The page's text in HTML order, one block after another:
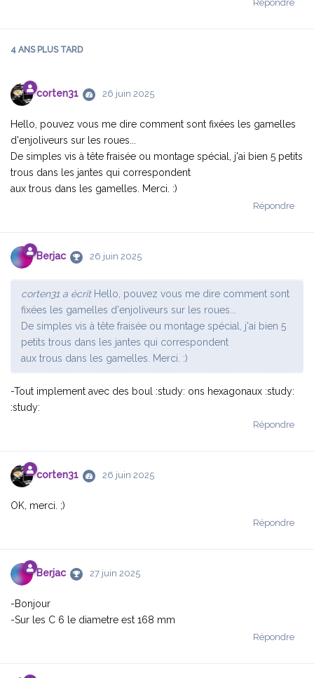
Répondre
4 ANSPLUS TARD
corten31 26 juin 2025
Hello, pouvez vous me dire comment sont fixées les gamelles
d'enjoliveurs sur les roues...
De simples vis à tête fraisée ou montage spécial, j'ai bien 5 petits
trous dans les jantes qui correspondent
aux trous dans les gamelles. Merci. :)
Répondre
Berjac 26 juin 2025
corten31 a écritHello, pouvez vous me dire comment sont
fixées les gamelles d'enjoliveurs sur les roues...
De simples vis à tête fraisée ou montage spécial, j'ai bien 5
petits trous dans les jantes qui correspondent
aux trous dans les gamelles. Merci. :)
-Tout implement avec des boul :study: ons hexagonaux :study:
:study:
Répondre
corten31 26 juin 2025
OK, merci. ;)
Répondre
Berjac 27 juin 2025
-Bonjour
-Sur les C 6 le diametre est 168 mm
Répondre